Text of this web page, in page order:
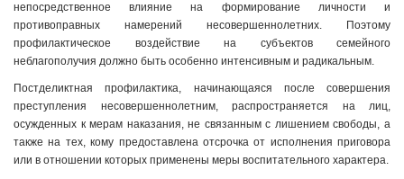
непосредственное влияние на формирование личности и
противоправных намерений несовершеннолетних. Поэтому
профилактическое воздействие на субъектов семейного
неблагополучия должно быть особенно интенсивным и радикальным.
Постделиктная профилактика, начинающаяся после совершения
преступления несовершеннолетним, распространяется на лиц,
осужденных к мерам наказания, не связанным с лишением свободы, а
также на тех, кому предоставлена отсрочка от исполнения приговора
или в отношении которых применены меры воспитательного характера.